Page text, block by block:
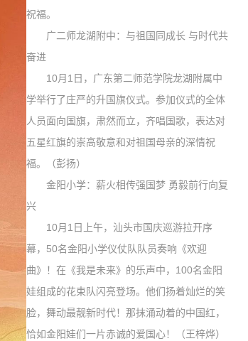
祝福。
广二师龙湖附中：与祖国同成长 与时代共
奋进
10月 1 日，广东第二师范学院龙湖附属中
学举行了庄严的升国旗仪式。参加仪式的全体
人员面向国旗，肃然而立，齐唱国歌，表达对
五星红旗的崇高敬意和对祖国母亲的深情祝
福。（彭扬）
金阳小学： 薪火相传强国梦 勇毅前行向复
兴
10月 1 日上午，汕头市国庆巡游拉开序
幕， 50名金阳小学仪仗队队员奏响《欢迎
曲》！在《我是未来》的乐声中， 100名金阳
娃组成的花束队闪亮登场。他们扬着灿烂的笑
脸，舞动最靓新时代！那抹涌动着的中国红，
恰如金阳娃们一片赤诚的爱国心！（王梓烨）